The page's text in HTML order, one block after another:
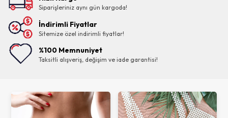
Siparişleriniz aynı gün kargoda!
İndirimli Fiyatlar
Sitemize özel indirimli fiyatlar!
%100 Memnuniyet
Taksitli alışveriş, değişim ve iade garantisi!